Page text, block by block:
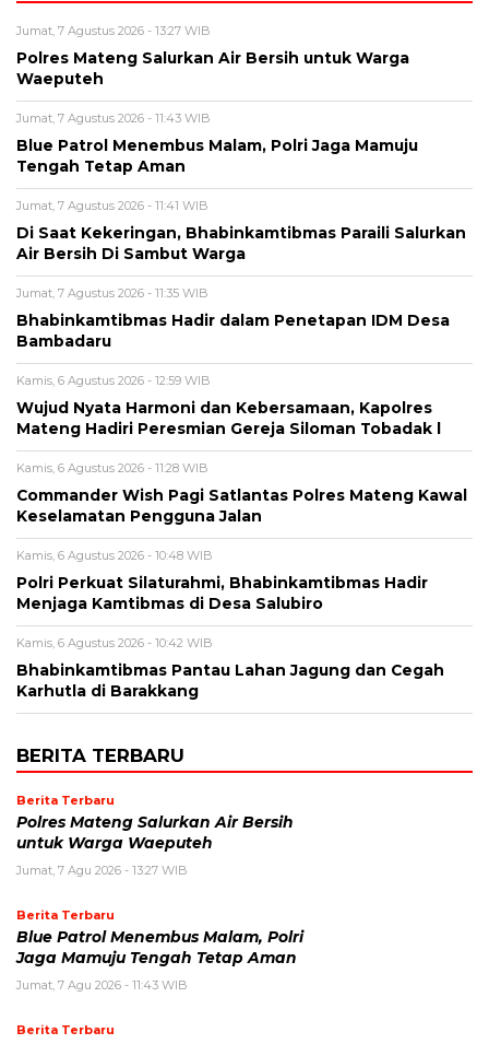
Jumat, 7 Agustus 2026 - 13:27 WIB
Polres Mateng Salurkan Air Bersih untuk Warga
Waeputeh
Jumat, 7 Agustus 2026 - 11:43 WIB
Blue Patrol Menembus Malam, Polri Jaga Mamuju
Tengah Tetap Aman
Jumat, 7 Agustus 2026 - 11:41 WIB
Di Saat Kekeringan, Bhabinkamtibmas Paraili Salurkan
Air Bersih Di Sambut Warga
Jumat, 7 Agustus 2026 - 11:35 WIB
Bhabinkamtibmas Hadir dalam Penetapan IDM Desa
Bambadaru
Kamis, 6 Agustus 2026 - 12:59 WIB
Wujud Nyata Harmoni dan Kebersamaan, Kapolres
Mateng Hadiri Peresmian Gereja Siloman Tobadak l
Kamis, 6 Agustus 2026 - 11:28 WIB
Commander Wish Pagi Satlantas Polres Mateng Kawal
Keselamatan Pengguna Jalan
Kamis, 6 Agustus 2026 - 10:48 WIB
Polri Perkuat Silaturahmi, Bhabinkamtibmas Hadir
Menjaga Kamtibmas di Desa Salubiro
Kamis, 6 Agustus 2026 - 10:42 WIB
Bhabinkamtibmas Pantau Lahan Jagung dan Cegah
Karhutla di Barakkang
BERITA TERBARU
Berita Terbaru
Polres Mateng Salurkan Air Bersih
untuk Warga Waeputeh
Jumat, 7 Agu 2026 - 13:27 WIB
Berita Terbaru
Blue Patrol Menembus Malam, Polri
Jaga Mamuju Tengah Tetap Aman
Jumat, 7 Agu 2026 - 11:43 WIB
Berita Terbaru